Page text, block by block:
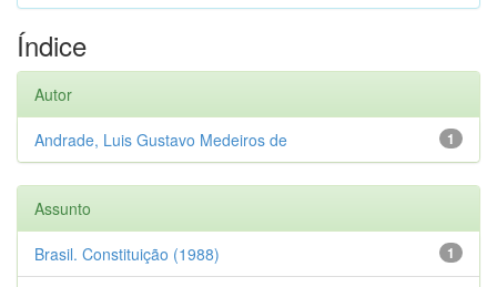
Índice
Autor
1
Andrade, Luis Gustavo Medeiros de
Assunto
1
Brasil. Constituição (1988)